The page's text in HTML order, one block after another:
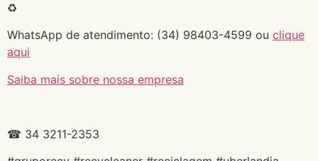
♻
WhatsApp de atendimento: (34) 98403-4599 ou clique
aqui
Saiba mais sobre nossa empresa
☎ 34 3211-2353